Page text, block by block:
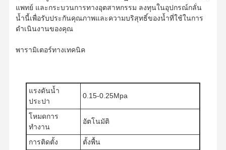
แพทย์ และกระบวนการทางอุตสาหกรรม ลงทุนในอุปกรณ์กลั่น
น้ำนี้เพื่อรับประกันคุณภาพและความบริสุทธิ์ของน้ำที่ใช้ในการ
ดำเนินงานของคุณ
พารามิเตอร์ทางเทคนิค
แรงดันน้ำ
ประปา
0.15-0.25Mpa
โหมดการ
ทำงาน
อัตโนมัติ
การติดตั้ง
ตั้งพื้น